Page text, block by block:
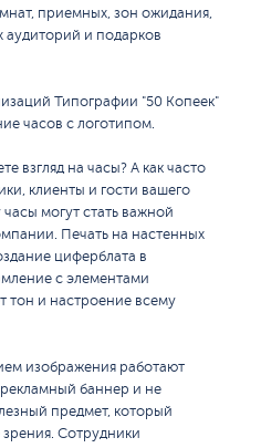
приемных, зон ожидания,
аудиторий и подарков
Типографии "50 Копеек"
часов с логотипом.
взгляд на часы? А как часто
клиенты и гости вашего
могут стать важной
Печать на настенных
циферблата в
с элементами
тон и настроение всему
изображения работают
баннер и не
предмет, который
Сотрудники